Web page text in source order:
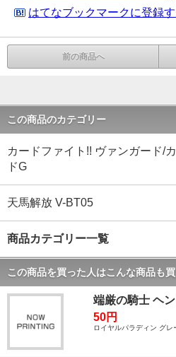
はてなブックマークに登録
前の商品へ
この商品のカテゴリー
カードファイト!! ヴァンガード/
ドG
天馬解放 V-BT05
商品カテゴリー一覧
この商品を買った人はこんな商品も
端厳の騎士 ヘ
50円
ロイヤルパラディン グレ